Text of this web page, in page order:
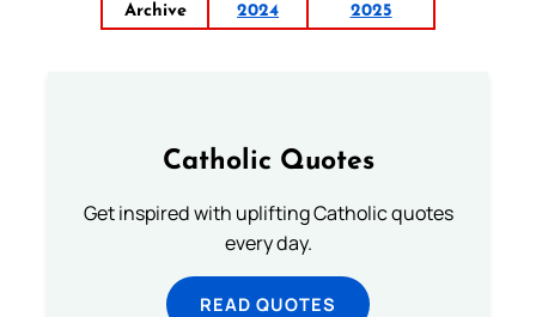
Archive
2024 2025
Catholic Quotes
Get inspired with uplifting Catholic quotes
every day.
READ QUOTES